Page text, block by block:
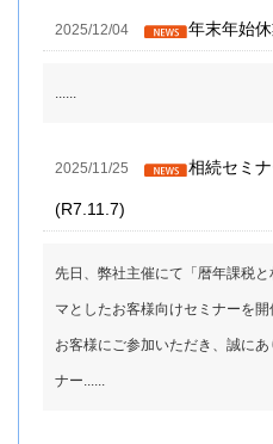
2025/12/04 年末年始
......
2025/11/25 相続セミ
(R7.11.7)
先日、弊社主催にて「暦年課税
マとしたお客様向けセミナーを
お客様にご参加いただき、誠に
ナー......